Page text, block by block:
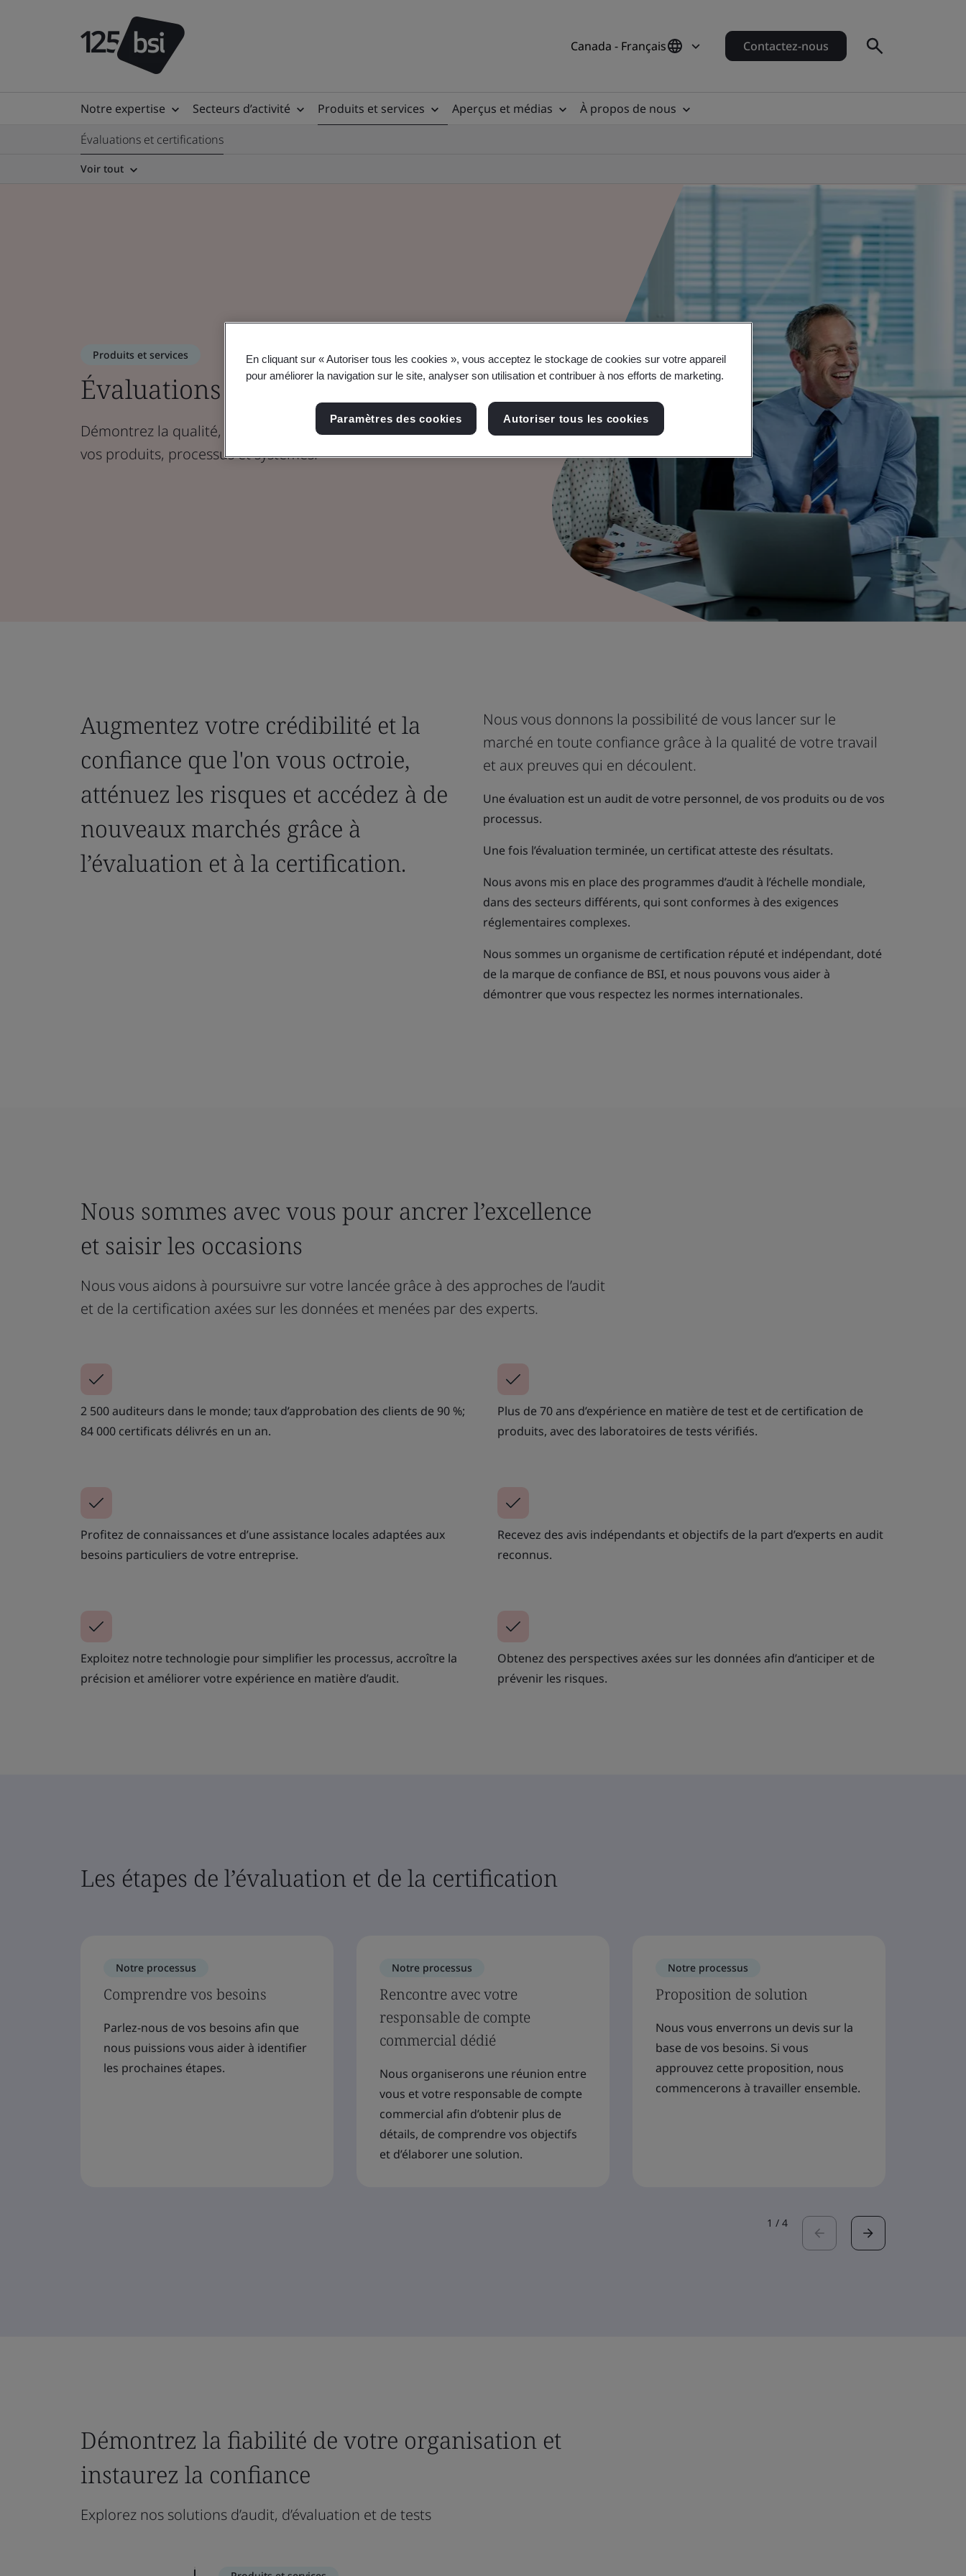
Canada - Français Contactez-nous
Notre expertise Secteurs d’activité Produits et services Aperçus et médias
À propos de nous
Évaluations et certifications
Voir tout
Produits et services
Évaluations et certifications
Démontrez la qualité, la durabilité, la sûreté et la sécurité de
vos produits, processus et systèmes.
Augmentez votre crédibilité et la
confiance que l'on vous octroie,
atténuez les risques et accédez à de
nouveaux marchés grâce à
l’évaluation et à la certification.
Nous vous donnons la possibilité de vous lancer sur le
marché en toute confiance grâce à la qualité de votre travail
et aux preuves qui en découlent.
Une évaluation est un audit de votre personnel, de vos produits ou de vos
processus.
Une fois l’évaluation terminée, un certificat atteste des résultats.
Nous avons mis en place des programmes d’audit à l’échelle mondiale,
dans des secteurs différents, qui sont conformes à des exigences
réglementaires complexes.
Nous sommes un organisme de certification réputé et indépendant, doté
de la marque de confiance de BSI, et nous pouvons vous aider à
démontrer que vous respectez les normes internationales.
Nous sommes avec vous pour ancrer l’excellence
et saisir les occasions
Nous vous aidons à poursuivre sur votre lancée grâce à des approches de l’audit
et de la certification axées sur les données et menées par des experts.
2 500 auditeurs dans le monde; taux d’approbation des clients de 90 %;
84 000 certificats délivrés en un an.
Plus de 70 ans d’expérience en matière de test et de certification de
produits, avec des laboratoires de tests vérifiés.
Profitez de connaissances et d’une assistance locales adaptées aux
besoins particuliers de votre entreprise.
Recevez des avis indépendants et objectifs de la part d’experts en audit
reconnus.
Exploitez notre technologie pour simplifier les processus, accroître la
précision et améliorer votre expérience en matière d’audit.
Obtenez des perspectives axées sur les données afin d’anticiper et de
prévenir les risques.
Les étapes de l’évaluation et de la certification
Notre processus
Comprendre vos besoins
Parlez-nous de vos besoins afin que
nous puissions vous aider à identifier
les prochaines étapes.
Notre processus
Rencontre avec votre
responsable de compte
commercial dédié
Nous organiserons une réunion entre
vous et votre responsable de compte
commercial afin d’obtenir plus de
détails, de comprendre vos objectifs
et d’élaborer une solution.
Notre processus
Proposition de solution
Nous vous enverrons un devis sur la
base de vos besoins. Si vous
approuvez cette proposition, nous
commencerons à travailler ensemble.
1 / 4
Démontrez la fiabilité de votre organisation et
instaurez la confiance
Explorez nos solutions d’audit, d’évaluation et de tests
En cliquant sur « Autoriser tous les cookies », vous acceptez le stockage de cookies sur votre appareil
pour améliorer la navigation sur le site, analyser son utilisation et contribuer à nos efforts de marketing.
Paramètres des cookies Autoriser tous les cookies